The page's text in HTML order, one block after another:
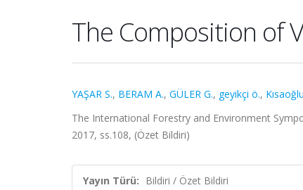
The Composition of
YAŞAR S., BERAM A., GÜLER G., geyikçi ö.,
The International Forestry and Environment
2017, ss.108, (Özet Bildiri)
Yayın Türü: Bildiri / Özet Bildiri